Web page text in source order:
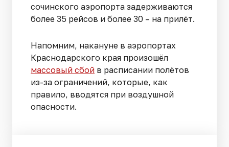
сочинского аэропорта задерживаются
более 35 рейсов и более 30 – на прилёт.
Напомним, накануне в аэропортах
Краснодарского края произошёл
массовый сбой в расписании полётов
из-за ограничений, которые, как
правило, вводятся при воздушной
опасности.